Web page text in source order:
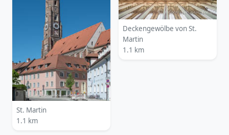
St. Martin
1.1 km
Deckengewölbe von St.
Martin
1.1 km